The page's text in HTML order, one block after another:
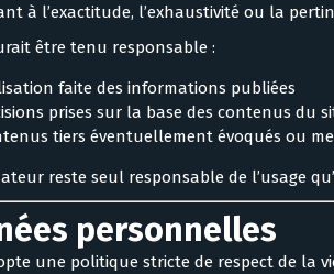
à l’exactitude, l’exhaustivité ou la
être tenu responsable :
faite des informations publiées
prises sur la base des contenus du
tiers éventuellement évoqués ou
reste seul responsable de l’usage
personnelles
une politique stricte de respect de la